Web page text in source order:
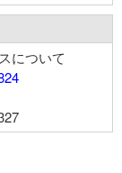
について